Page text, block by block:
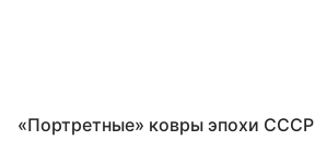
«Портретные» ковры эпохи СССР